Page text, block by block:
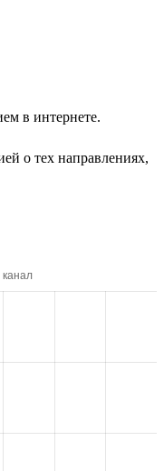
в интернете.
о тех направлениях,